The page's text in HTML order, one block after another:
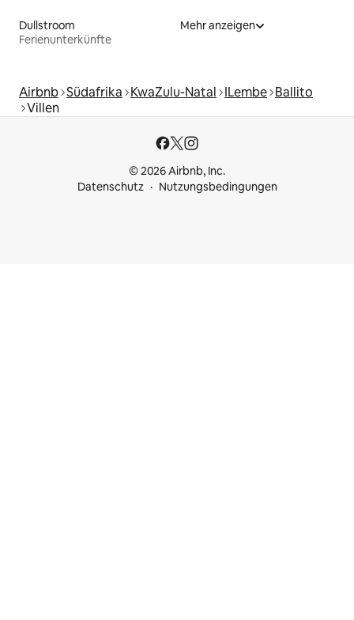
Dullstroom
Ferienunterkünfte
Mehr anzeigen
Airbnb Südafrika KwaZulu-Natal ILembe Ballito
Villen
© 2026 Airbnb, Inc.
Datenschutz
Nutzungsbedingungen